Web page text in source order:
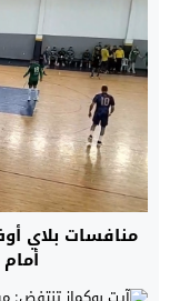
منافسات بلاي
أمام